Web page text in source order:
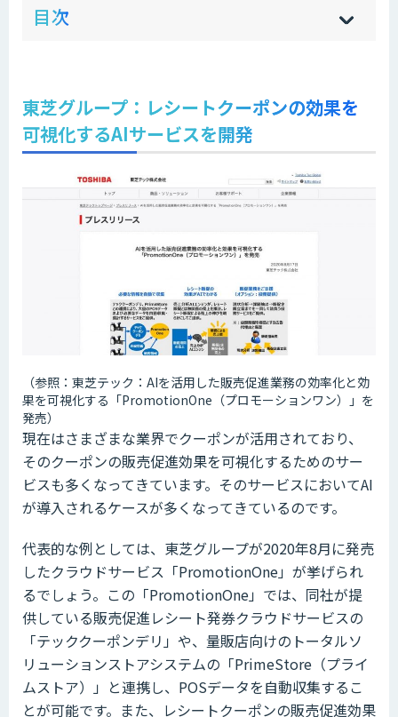
目次 hi
]
sh
]
東芝グループ：レシートクーポンの効果を
可視化するAIサービスを開発
（参照：東芝テック：AIを活用した販売促進業務の効率化と効
果を可視化する「PromotionOne（プロモーションワン）」を
発売）
現在はさまざまな業界でクーポンが活用されており、
そのクーポンの販売促進効果を可視化するためのサー
ビスも多くなってきています。そのサービスにおいてAI
が導入されるケースが多くなってきているのです。
代表的な例としては、東芝グループが2020年8月に発売
したクラウドサービス「PromotionOne」が挙げられ
るでしょう。この「PromotionOne」では、同社が提
供している販売促進レシート発券クラウドサービスの
「テッククーポンデリ」や、量販店向けのトータルソ
リューションストアシステムの「PrimeStore（プライ
ムストア）」と連携し、POSデータを自動収集するこ
とが可能です。また、レシートクーポンの販売促進効果